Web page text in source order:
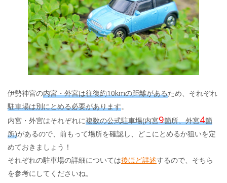
伊勢神宮の内宮・外宮は往復約10kmの距離があるため、それぞれ
駐車場は別にとめる必要があります。
内宮・外宮はそれぞれに複数の公式駐車場(内宮9箇所、外宮4箇
所)があるので、前もって場所を確認し、どこにとめるか狙いを定
めておきましょう！
それぞれの駐車場の詳細については後ほど詳述するので、そちら
を参考にしてくださいね。